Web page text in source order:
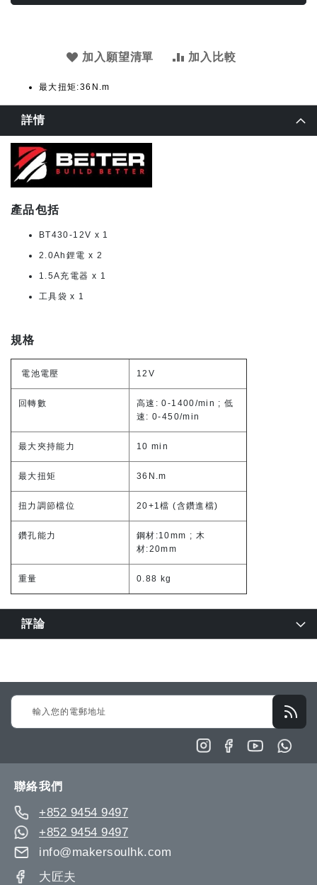
加入願望清單 加入比較
最大扭矩:36N.m
詳情
產品包括
BT430-12V x 1
2.0Ah鋰電 x 2
1.5A充電器 x 1
工具袋 x 1
規格
電池電壓 12V
回轉數
高速: 0-1400/min ; 低
速: 0-450/min
最大夾持能力 10 min
最大扭矩 36N.m
扭力調節檔位 20+1檔 (含鑽進檔)
鑽孔能力
鋼材:10mm ; 木
材:20mm
重量 0.88 kg
評論
Sign
Up
聯絡我們
+852 9454 9497
+852 9454 9497
info@makersoulhk.com
大匠夫